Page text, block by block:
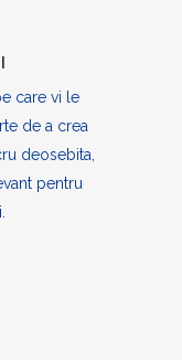
care vi le
de a crea
deosebita,
pentru